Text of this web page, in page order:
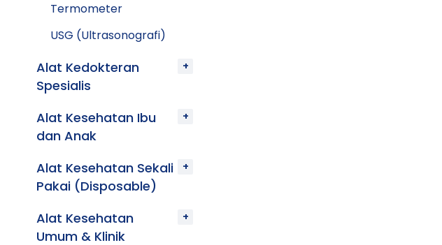
Termometer
USG (Ultrasonografi)
Alat Kedokteran
Spesialis
Alat Kesehatan Ibu
dan Anak
Alat Kesehatan Sekali
Pakai (Disposable)
Alat Kesehatan
Umum & Klinik